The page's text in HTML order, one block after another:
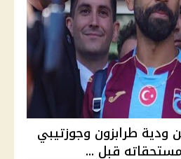
طرابزون وجوزتيبي
قبل ...